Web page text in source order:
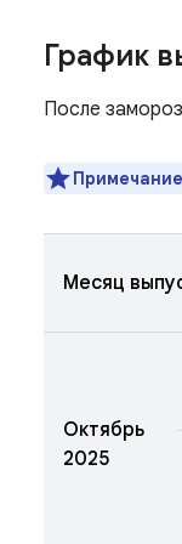
График
После
Месяц
Октябрь
2025